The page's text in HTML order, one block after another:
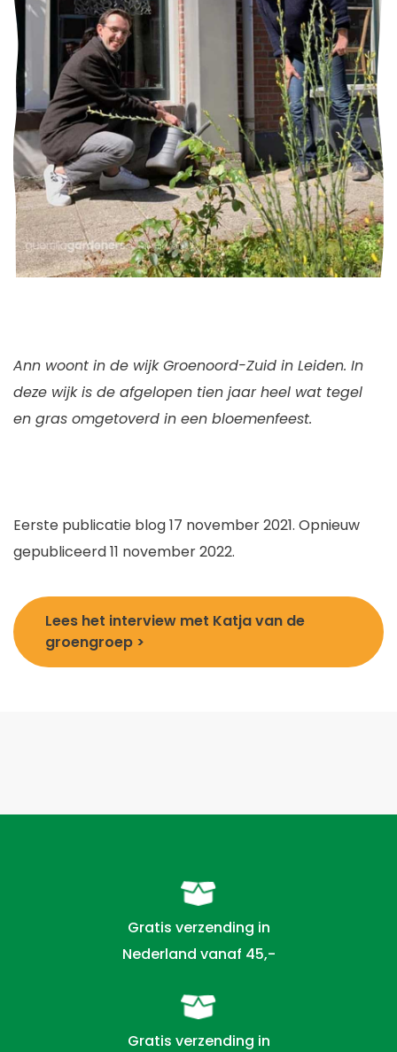
Ann woont in de wijk Groenoord-Zuid in Leiden. In
deze wijk is de afgelopen tien jaar heel wat tegel
en gras omgetoverd in een bloemenfeest.
Eerste publicatie blog 17 november 2021. Opnieuw
gepubliceerd 11 november 2022.
Lees het interview met Katja van de
groengroep >
Gratis verzending in
Nederland vanaf 45,-
Gratis verzending in